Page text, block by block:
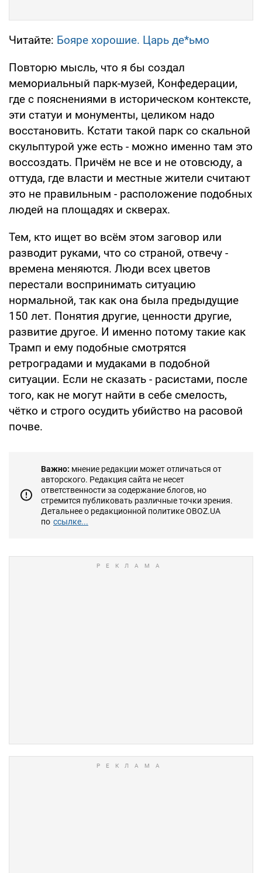
Читайте: Бояре хорошие. Царь де*ьмо
Повторю мысль, что я бы создал
мемориальный парк-музей, Конфедерации,
где с пояснениями в историческом контексте,
эти статуи и монументы, целиком надо
восстановить. Кстати такой парк со скальной
скульптурой уже есть - можно именно там это
воссоздать. Причём не все и не отовсюду, а
оттуда, где власти и местные жители считают
это не правильным - расположение подобных
людей на площадях и скверах.
Тем, кто ищет во всём этом заговор или
разводит руками, что со страной, отвечу -
времена меняются. Люди всех цветов
перестали воспринимать ситуацию
нормальной, так как она была предыдущие
150 лет. Понятия другие, ценности другие,
развитие другое. И именно потому такие как
Трамп и ему подобные смотрятся
ретроградами и мудаками в подобной
ситуации. Если не сказать - расистами, после
того, как не могут найти в себе смелость,
чётко и строго осудить убийство на расовой
почве.
Важно: мнение редакции может отличаться от
авторского. Редакция сайта не несет
ответственности за содержание блогов, но
стремится публиковать различные точки зрения.
Детальнее о редакционной политике OBOZ.UA
по ссылке...